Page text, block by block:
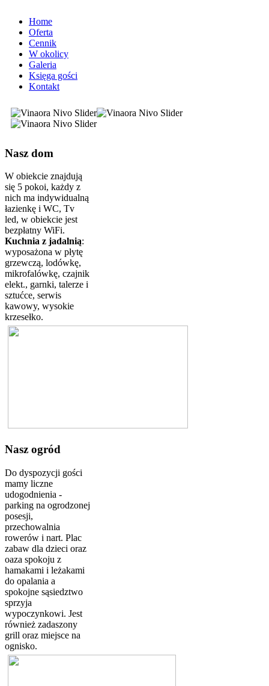
Home
Oferta
Cennik
W okolicy
Galeria
Księga gości
Kontakt
Nasz dom
W obiekcie znajdują
się 5 pokoi, każdy z
nich ma indywidualną
łazienkę i WC, Tv
led, w obiekcie jest
bezpłatny WiFi.
Kuchnia z jadalnią:
wyposażona w płytę
grzewczą, lodówkę,
mikrofalówkę, czajnik
elekt., garnki, talerze i
sztućce, serwis
kawowy, wysokie
krzesełko.
Nasz ogród
Do dyspozycji gości
mamy liczne
udogodnienia -
parking na ogrodzonej
posesji,
przechowalnia
rowerów i nart. Plac
zabaw dla dzieci oraz
oaza spokoju z
hamakami i leżakami
do opalania a
spokojne sąsiedztwo
sprzyja
wypoczynkowi. Jest
również zadaszony
grill oraz miejsce na
ognisko.